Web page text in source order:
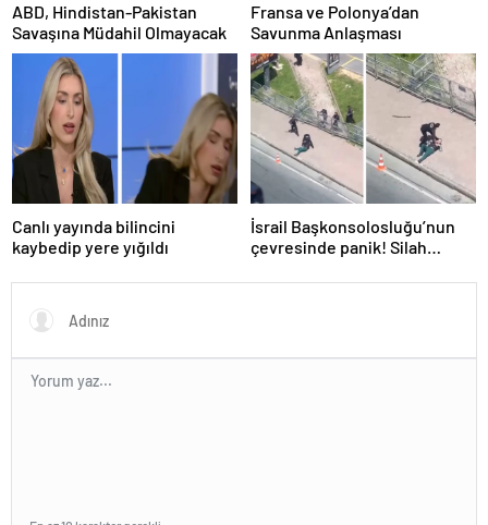
ABD, Hindistan-Pakistan
Savaşına Müdahil Olmayacak
Fransa ve Polonya’dan
Savunma Anlaşması
Canlı yayında bilincini
kaybedip yere yığıldı
İsrail Başkonsolosluğu’nun
çevresinde panik! Silah
açıklama geldi